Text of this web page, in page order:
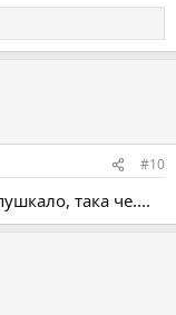
#10
така че....